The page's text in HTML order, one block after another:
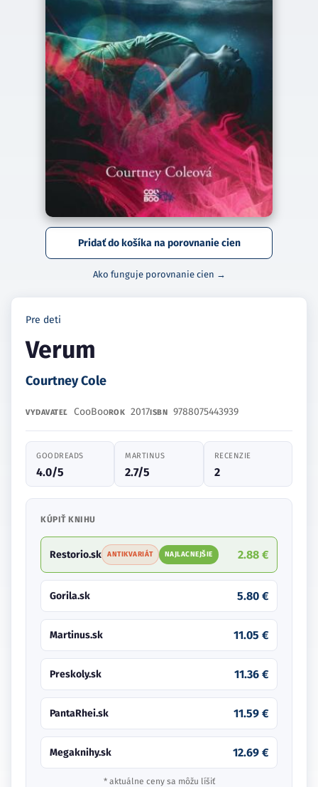
Pridať do košíka na porovnanie cien
Ako funguje porovnanie cien →
Pre deti
Verum
Courtney Cole
VYDAVATEĽ CooBooROK 2017ISBN 9788075443939
GOODREADS
4.0/5
MARTINUS
2.7/5
RECENZIE
2
KÚPIŤ KNIHU
Restorio.sk ANTIKVARIÁT NAJLACNEJŠIE 2.88 €
Gorila.sk 5.80 €
Martinus.sk 11.05 €
Preskoly.sk 11.36 €
PantaRhei.sk 11.59 €
Megaknihy.sk 12.69 €
* aktuálne ceny sa môžu líšiť